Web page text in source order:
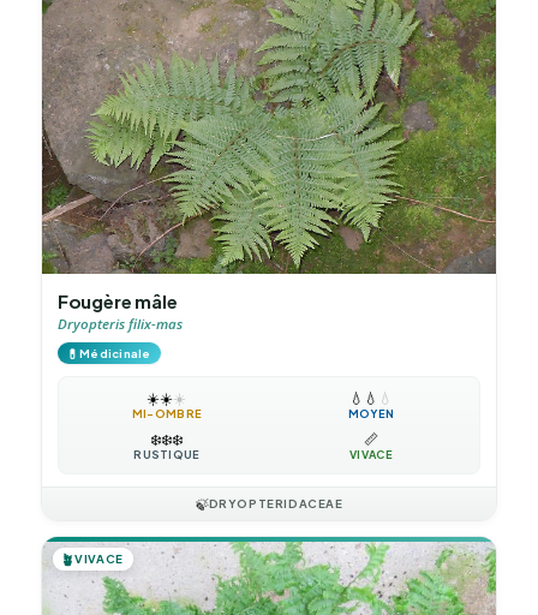
Fougère mâle
Dryopteris filix-mas
💊Médicinale
☀️☀️☀️
MI-OMBRE
💧 💧 💧
MOYEN
❄️❄️❄️
RUSTIQUE
📏
VIVACE
🍃DRYOPTERIDACEAE
🪴VIVACE